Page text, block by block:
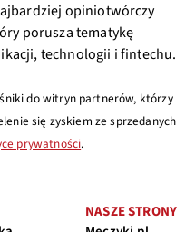
opiniotwórczy
porusza tematykę
technologii i fintechu.
do witryn partnerów, którzy
się zyskiem ze sprzedanych
prywatności.
NASZE STRONY